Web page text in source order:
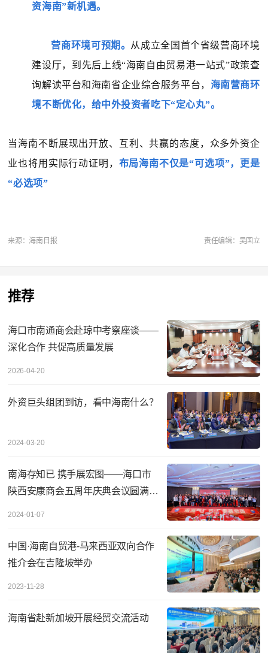
资海南”新机遇。
营商环境可预期。 从成立全国首个省级营商环境
建设厅，到先后上线“海南自由贸易港一站式”政策查
询解读平台和海南省企业综合服务平台， 海南营商环
境不断优化，给中外投资者吃下“定心丸”。
当海南不断展现出开放、互利、共赢的态度，众多外资企
业也将用实际行动证明， 布局海南不仅是“可选项”，更是
“必选项”
来源：海南日报 责任编辑：吴国立
推荐
海口市南通商会赴琼中考察座谈——
深化合作 共促高质量发展
2026-04-20
外资巨头组团到访，看中海南什么？
2024-03-20
南海存知已 携手展宏图——海口市
陕西安康商会五周年庆典会议圆满举
2024-01-07
中国·海南自贸港-马来西亚双向合作
推介会在吉隆坡举办
2023-11-28
海南省赴新加坡开展经贸交流活动